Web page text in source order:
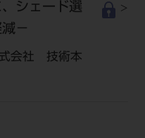
シェード選
－
式会社 技術本